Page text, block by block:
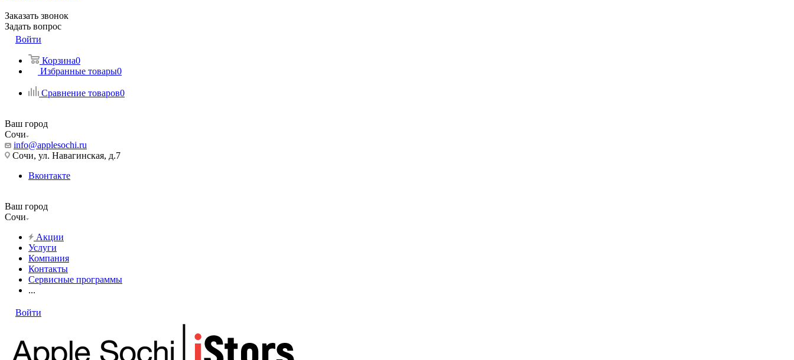
Заказать звонок
Задать вопрос
Войти
Корзина0
Избранные товары0
Сравнение товаров0
Ваш город
Сочи
info@applesochi.ru
Сочи, ул. Навагинская, д.7
Вконтакте
Ваш город
Сочи
Акции
Услуги
Компания
Контакты
Сервисные программы
...
Войти